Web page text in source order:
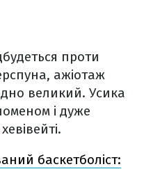
проти
ажіотаж
великий. Усика
і дуже
баскетболіст: